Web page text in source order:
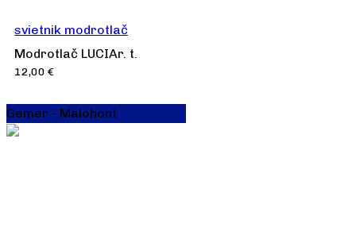
svietnik modrotlač
Modrotlač LUCIAr. t.
12,00 €
Gemer - Malohont